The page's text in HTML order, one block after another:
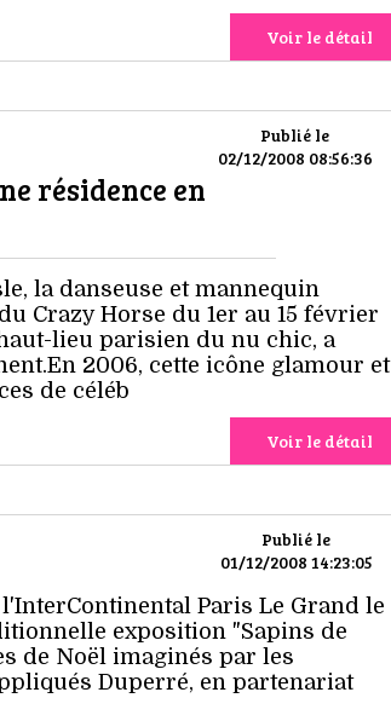
Voir le détail
Publié le
02/12/2008 08:56:36
résidence en
la danseuse et mannequin
Crazy Horse du 1er au 15 février
lieu parisien du nu chic, a
2006, cette icône glamour et
de céléb
Voir le détail
Publié le
01/12/2008 14:23:05
Paris Le Grand le
exposition "Sapins de
de Noël imaginés par les
Duperré, en partenariat